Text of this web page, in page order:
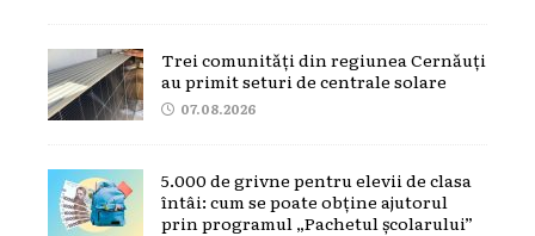
Trei comunități din regiunea Cernăuți
au primit seturi de centrale solare
07.08.2026
5.000 de grivne pentru elevii de clasa
întâi: cum se poate obține ajutorul
prin programul „Pachetul școlarului”